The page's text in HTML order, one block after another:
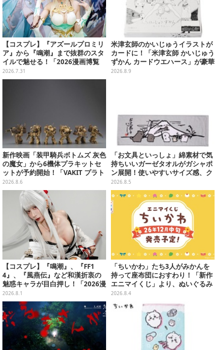
【コスプレ】『アズールプロミリ
ア』から『鳴潮』まで抜群のスタ
イルで魅せる！「2026漫画博覧
会」百花繚乱の台湾美女12選【写
真37枚】
2026.7.31
米津玄師のかいじゅうイラストが
カードに！「米津玄師 かいじゅう
ずかん カードウエハース」が豪華
ラインナップ
2026.8.9
新作映画「装甲騎兵ボトムズ 灰色
の魔女」から6機体プラキットセ
ットが予約開始！「VAKIT プラト
ーン」第1弾、各部関節可動仕様
2026.8.6
「お文具といっしょ」綿素材で気
持ちいいガーゼタオルがガシャポ
ン展開！使いやすいサイズ感、ク
ールな和柄や可愛らしいお寿司な
ど全4種
2026.8.5
【コスプレ】『鳴潮』、『FF1
4』、『風燕伝』など和漢折衷の
魅惑キャラが目白押し！「2026漫
画博覧会」美麗レイヤー13選【写
真39枚】
2026.8.1
「ちいかわ」たち3人がみかんを
持って座布団におすわり！「新作
エニマイくじ」より、ぬいぐるみ
画像が初公開
2026.8.4